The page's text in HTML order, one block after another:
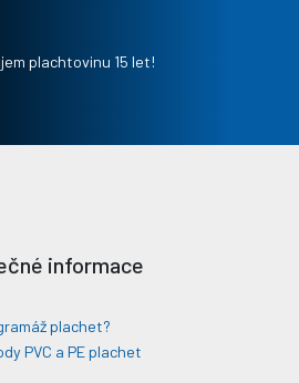
plachtovinu 15 let!
informace
plachet?
PVC a PE plachet